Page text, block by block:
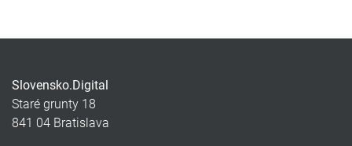
Slovensko.Digital
Staré grunty 18
841 04 Bratislava